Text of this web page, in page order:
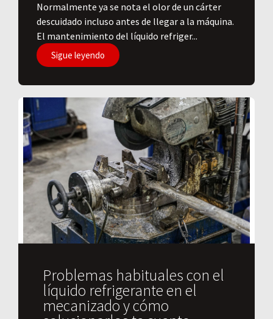
Normalmente ya se nota el olor de un cárter
descuidado incluso antes de llegar a la máquina.
El mantenimiento del líquido refriger...
Sigue leyendo
Problemas habituales con el
líquido refrigerante en el
mecanizado y cómo